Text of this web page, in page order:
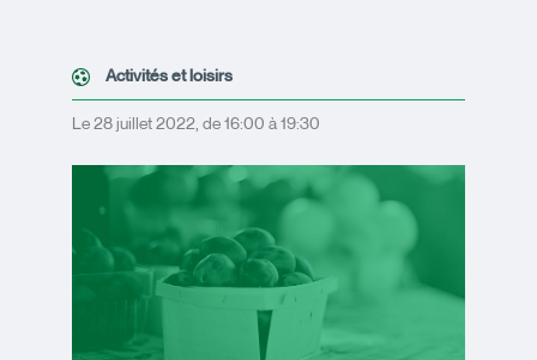
Activités et loisirs
Le 28 juillet 2022, de 16:00 à 19:30